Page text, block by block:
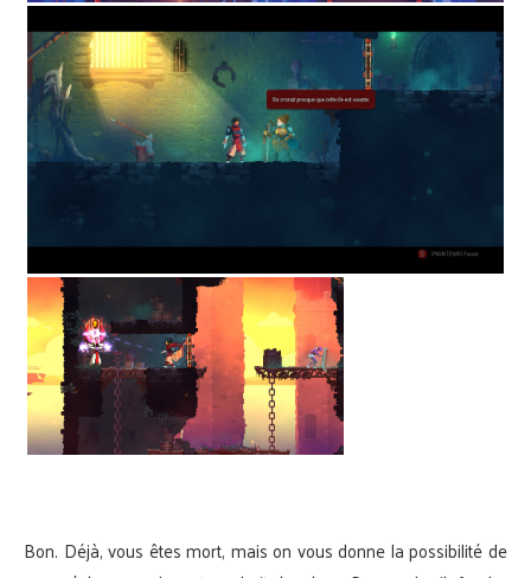
Bon. Déjà, vous êtes mort, mais on vous donne la possibilité de